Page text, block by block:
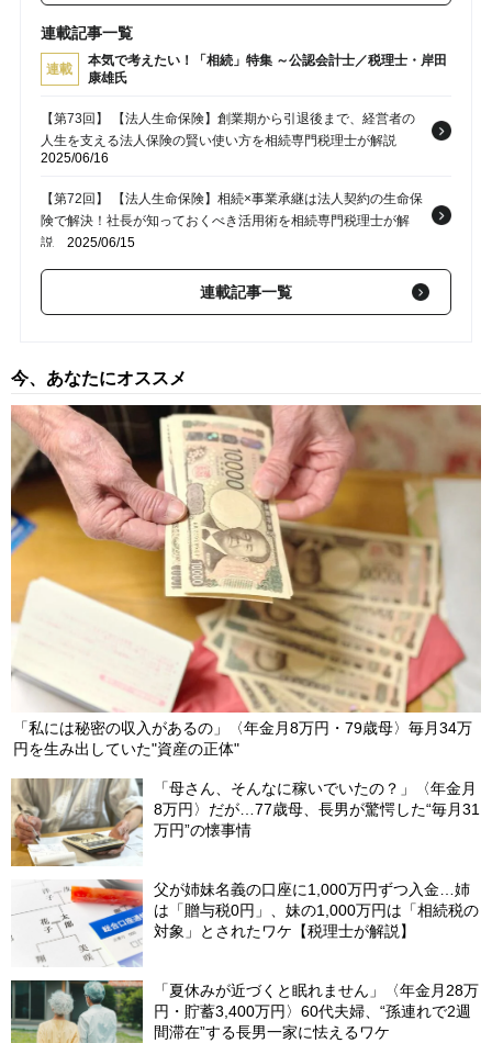
連載記事一覧
連載
本気で考えたい！「相続」特集 ～公認会計士／税理士・岸田
康雄氏
【第73回】 【法人生命保険】創業期から引退後まで、経営者の
人生を支える法人保険の賢い使い方を相続専門税理士が解説
2025/06/16
【第72回】 【法人生命保険】相続×事業承継は法人契約の生命保
険で解決！社長が知っておくべき活用術を相続専門税理士が解
説 2025/06/15
【第71回】 【法人生命保険】相続・事業承継で失敗する社長の
共通点とは？解決すべき課題点を相続専門税理士が解説
【第70回】 富裕層の「相続税対策」…納税資金準備のために
〈なるはや〉で作成・確認すべき「3つの表」とは？【相続専門
税理士の助言】
2024/06/25
【第69回】 相続税の計算は4段階！…相続専門税理士が教える、
相続税のしくみと財産評価の超キホン 2024/06/24
連載記事一覧
今、あなたにオススメ
「私には秘密の収入があるの」〈年金月8万円・79歳母〉毎月34万
円を生み出していた"資産の正体"
「母さん、そんなに稼いでいたの？」〈年金月
8万円〉だが…77歳母、長男が驚愕した“毎月31
万円”の懐事情
父が姉妹名義の口座に1,000万円ずつ入金…姉
は「贈与税0円」、妹の1,000万円は「相続税の
対象」とされたワケ【税理士が解説】
「夏休みが近づくと眠れません」〈年金月28万
円・貯蓄3,400万円〉60代夫婦、“孫連れで2週
間滞在”する長男一家に怯えるワケ